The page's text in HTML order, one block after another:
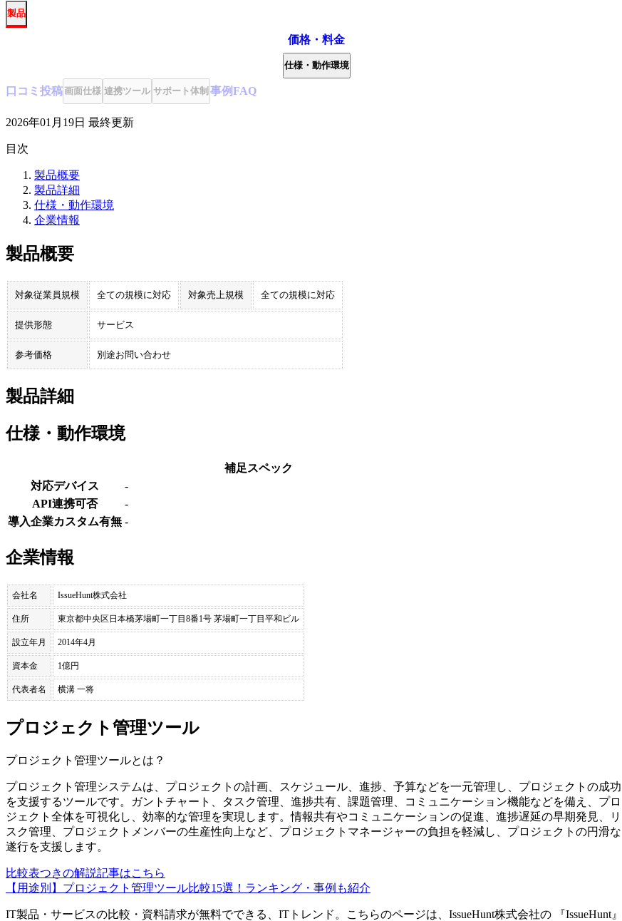
製品
価格・料金
仕様・動作環境
口コミ 投稿画面仕様 連携ツール サポート体制 事例FAQ
2026年01月19日 最終更新
目次
製品概要
製品詳細
仕様・動作環境
企業情報
製品概要
対象従業員規模 全ての規模に対応 対象売上規模 全ての規模に対応
提供形態 サービス
参考価格 別途お問い合わせ
製品詳細
仕様・動作環境
補足スペック
対応デバイス
-
API連携可否
-
導入企業カスタム有無 -
企業情報
会社名 IssueHunt株式会社
住所 東京都中央区日本橋茅場町一丁目8番1号 茅場町一丁目平和ビル
設立年月 2014年4月
資本金 1億円
代表者名 横溝 一将
プロジェクト管理ツール
プロジェクト管理ツールとは？
プロジェクト管理システムは、プロジェクトの計画、スケジュール、進捗、予算などを一元管理し、プロジェクトの成功
を支援するツールです。ガントチャート、タスク管理、進捗共有、課題管理、コミュニケーション機能などを備え、プロ
ジェクト全体を可視化し、効率的な管理を実現します。情報共有やコミュニケーションの促進、進捗遅延の早期発見、リ
スク管理、プロジェクトメンバーの生産性向上など、プロジェクトマネージャーの負担を軽減し、プロジェクトの円滑な
遂行を支援します。
比較表つきの解説記事はこちら
【用途別】プロジェクト管理ツール比較15選！ランキング・事例も紹介
IT製品・サービスの比較・資料請求が無料でできる、ITトレンド。こちらのページは、 IssueHunt株式会社の 『IssueHunt 』